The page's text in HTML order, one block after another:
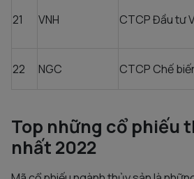
21 VNH CTCP Đầu tư
22 NGC CTCP Chế
Top những cổ phiếu
nhất 2022